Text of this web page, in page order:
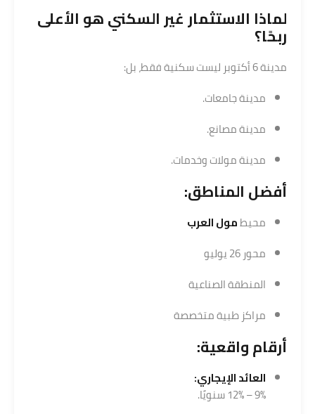
لماذا الاستثمار غير السكني هو الأعلى
ربحًا؟
مدينة 6 أكتوبر ليست سكنية فقط، بل:
مدينة جامعات.
مدينة مصانع.
مدينة مولات وخدمات.
أفضل المناطق:
محيطمول العرب
محور 26 يوليو
المنطقة الصناعية
مراكز طبية متخصصة
أرقام واقعية:
العائد الإيجاري:
9% – 12% سنويًا.